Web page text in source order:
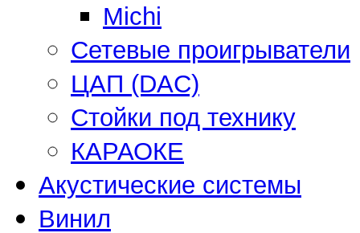
Michi
Сетевые проигрыватели
ЦАП (DAC)
Стойки под технику
КАРАОКЕ
Акустические системы
Винил